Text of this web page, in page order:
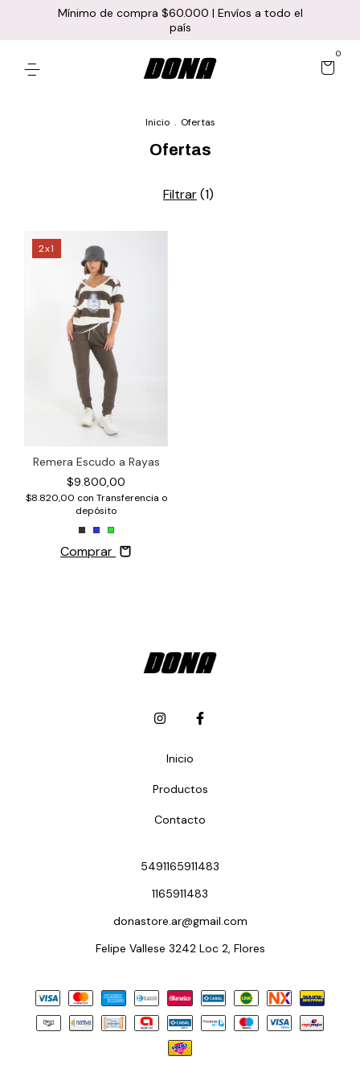
Mínimo de compra $60.000 | Envíos a todo el
país
0
Inicio . Ofertas
Ofertas
Filtrar(1)
2x1
Remera Escudo a Rayas
$9.800,00
$8.820,00 con Transferencia o
depósito
Comprar
Inicio
Productos
Contacto
5491165911483
1165911483
donastore.ar@gmail.com
Felipe Vallese 3242 Loc 2, Flores